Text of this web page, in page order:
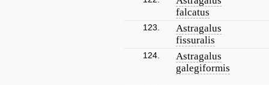
falcatus
123.
Astragalus
fissuralis
124.
Astragalus
galegiformis